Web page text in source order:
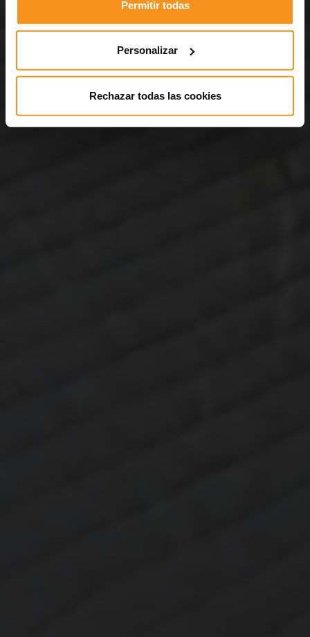
Permitir todas
Personalizar
Rechazar todas las cookies